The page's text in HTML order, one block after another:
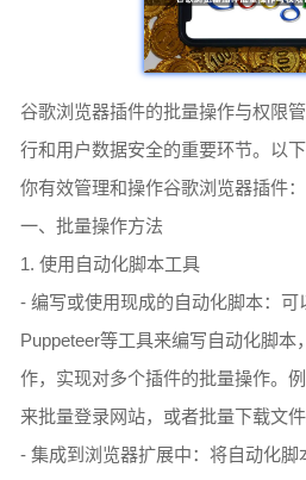
谷歌浏览器插件的批量操作与权限
行和用户数据安全的重要环节。以
你有效管理和操作谷歌浏览器插件：
一、批量操作方法
1. 使用自动化脚本工具
- 编写或使用现成的自动化脚本：可
Puppeteer等工具来编写自动化脚
作，实现对多个插件的批量操作。
来批量登录网站，或者批量下载文件
- 集成到浏览器扩展中：将自动化脚